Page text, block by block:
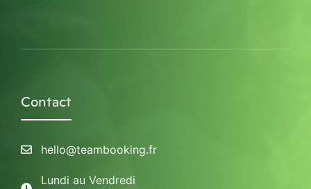
Contact
hello@teambooking.fr
Lundi au Vendredi